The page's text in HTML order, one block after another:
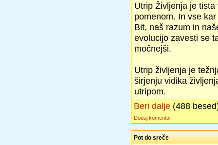
Utrip Življenja je
pomenom. In vse
Bit, naš razum in
evolucijo zavesti se
močnejši.
Utrip življenja je
širjenju vidika
utripom.
Beri dalje (488
Dodaj komentar
Pot do sreče